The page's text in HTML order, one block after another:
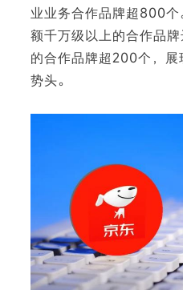
业业务合作品牌超800
额千万级以上的合作品
的合作品牌超200个，
势头。